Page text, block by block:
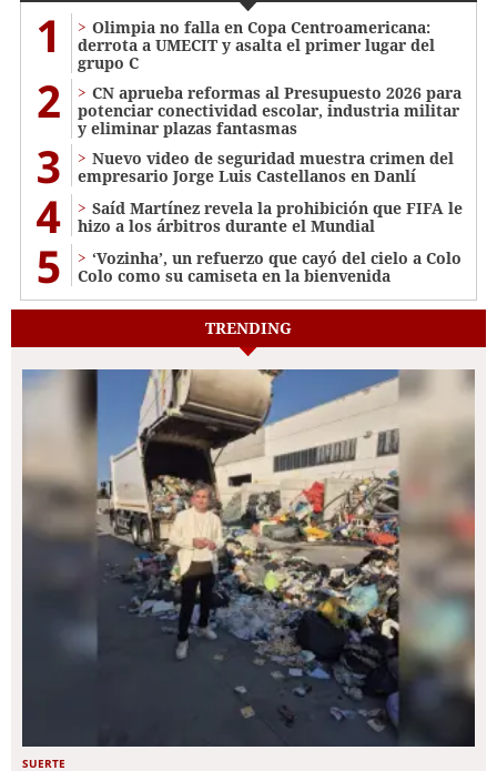
1
Olimpia no falla en Copa Centroamericana:
derrota a UMECIT y asalta el primer lugar del
grupo C
2
CN aprueba reformas al Presupuesto 2026 para
potenciar conectividad escolar, industria militar
y eliminar plazas fantasmas
3
Nuevo video de seguridad muestra crimen del
empresario Jorge Luis Castellanos en Danlí
4
Saíd Martínez revela la prohibición que FIFA le
hizo a los árbitros durante el Mundial
5
‘Vozinha’, un refuerzo que cayó del cielo a Colo
Colo como su camiseta en la bienvenida
TRENDING
SUERTE